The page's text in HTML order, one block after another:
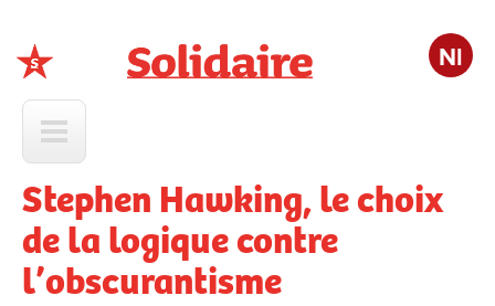
Nl
Stephen Hawking, le choix
de la logique contre
l’obscurantisme